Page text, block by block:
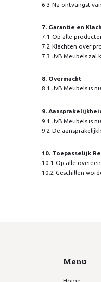
6.3 Na ontvangst
7. Garantie en
7.1 Op alle
7.2 Klachten over
7.3 JvB Meubels zal
8. Overmacht
8.1 JvB Meubels is
9.
9.1 JvB Meubels is
9.2 De
10. Toepasselijk
10.1 Op alle
10.2 Geschillen
Menu
Home